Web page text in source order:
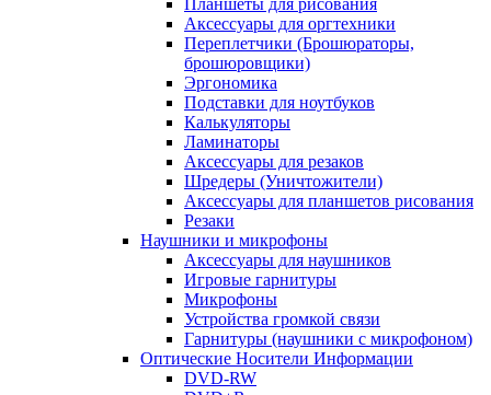
Планшеты для рисования
Аксессуары для оргтехники
Переплетчики (Брошюраторы,
брошюровщики)
Эргономика
Подставки для ноутбуков
Калькуляторы
Ламинаторы
Аксессуары для резаков
Шредеры (Уничтожители)
Аксессуары для планшетов рисования
Резаки
Наушники и микрофоны
Аксессуары для наушников
Игровые гарнитуры
Микрофоны
Устройства громкой связи
Гарнитуры (наушники с микрофоном)
Оптические Носители Информации
DVD-RW